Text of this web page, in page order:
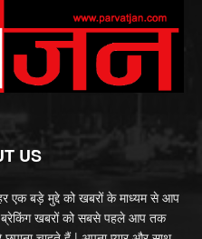
US
एक बड़े मुद्दे को खबरों के माध्यम से आप
खबरों को सबसे पहले आप तक